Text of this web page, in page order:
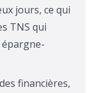
jours, ce qui
TNS qui
financières,